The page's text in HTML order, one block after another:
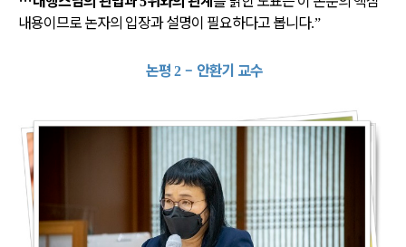
내용이므로 논자의 입장과 설명이 필요하다고 봅니다.”
논평 2 – 안환기 교수